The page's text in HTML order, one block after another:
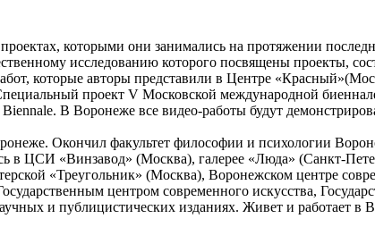
которыми они занимались на протяжении
исследованию которого посвящены проекты,
которые авторы представили в Центре
проект V Московской международной
В Воронеже все видео-работы будут
Окончил факультет философии и психологии
в ЦСИ «Винзавод» (Москва), галерее «Люда» (Санкт-
«Треугольник» (Москва), Воронежском центре
центром современного искусства,
и публицистических изданиях. Живет и работает в